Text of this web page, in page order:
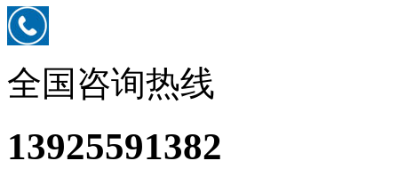
全国咨询热线
13925591382